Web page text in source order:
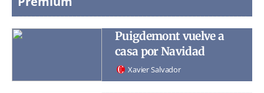
Puigdemont vuelve a
casa por Navidad
Xavier Salvador